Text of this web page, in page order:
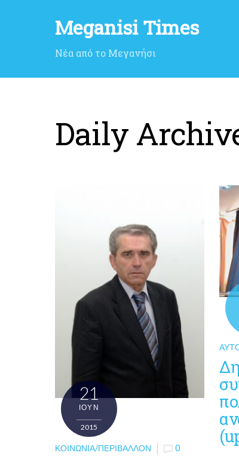
Meganisi Times
Νέα από το Μεγανήσι
Daily
21
ΙΟΎΝ
2015
ΚΟΙΝΩΝΊΑ/ΠΕΡΙΒΆΛΛΟΝ 0